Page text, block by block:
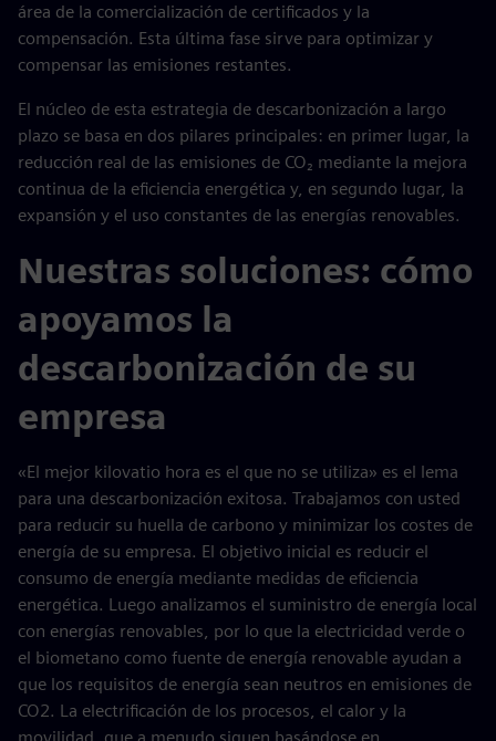
área de la comercialización de certificados y la
compensación. Esta última fase sirve para optimizar y
compensar las emisiones restantes.
El núcleo de esta estrategia de descarbonización a largo
plazo se basa en dos pilares principales: en primer lugar, la
reducción real de las emisiones de CO₂ mediante la mejora
continua de la eficiencia energética y, en segundo lugar, la
expansión y el uso constantes de las energías renovables.
Nuestras soluciones: cómo
apoyamos la
descarbonización de su
empresa
«El mejor kilovatio hora es el que no se utiliza» es el lema
para una descarbonización exitosa. Trabajamos con usted
para reducir su huella de carbono y minimizar los costes de
energía de su empresa. El objetivo inicial es reducir el
consumo de energía mediante medidas de eficiencia
energética. Luego analizamos el suministro de energía local
con energías renovables, por lo que la electricidad verde o
el biometano como fuente de energía renovable ayudan a
que los requisitos de energía sean neutros en emisiones de
CO2. La electrificación de los procesos, el calor y la